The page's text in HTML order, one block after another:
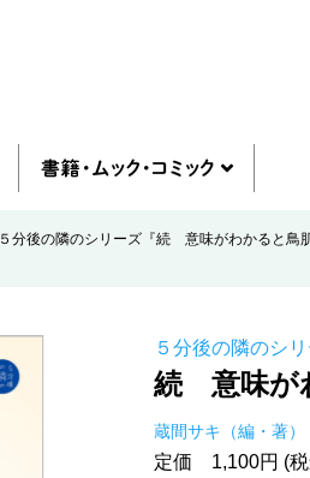
５分後の隣のシリーズ『続 意味がわかると鳥
５分後の隣のシ
続 意味が
蔵間サキ（編・著）
定価 1,100円 (